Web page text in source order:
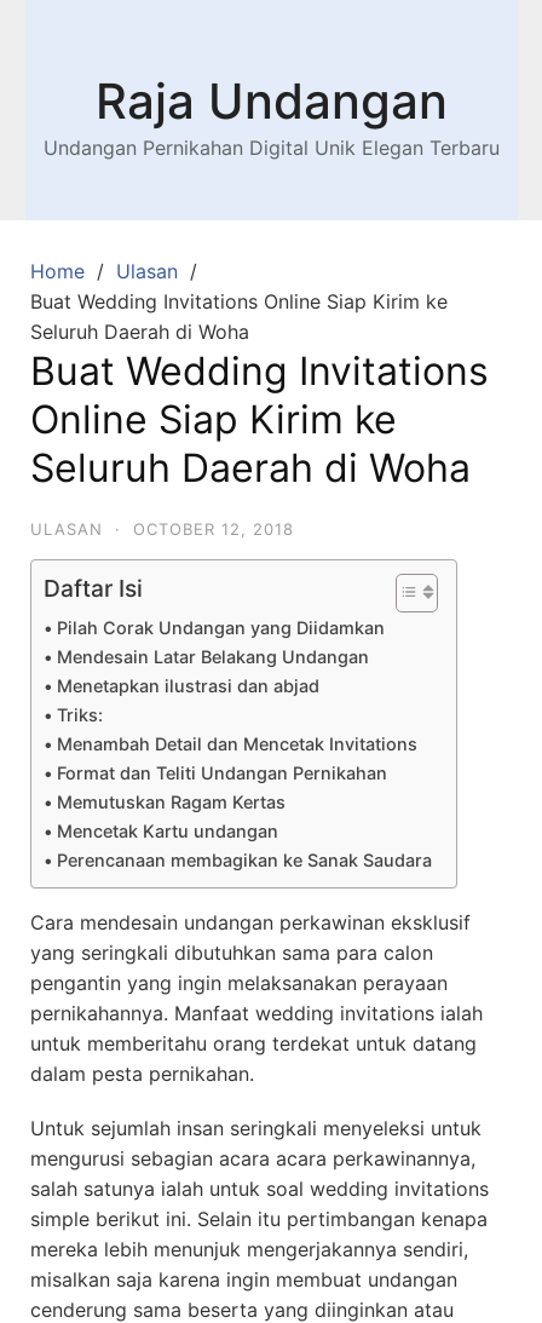
Raja Undangan
Undangan Pernikahan Digital Unik Elegan Terbaru
Home
Ulasan
Buat Wedding Invitations Online Siap Kirim ke
Seluruh Daerah di Woha
Buat Wedding Invitations
Online Siap Kirim ke
Seluruh Daerah di Woha
ULASAN · OCTOBER 12, 2018
Daftar Isi
Pilah Corak Undangan yang Diidamkan
Mendesain Latar Belakang Undangan
Menetapkan ilustrasi dan abjad
Triks:
Menambah Detail dan Mencetak Invitations
Format dan Teliti Undangan Pernikahan
Memutuskan Ragam Kertas
Mencetak Kartu undangan
Perencanaan membagikan ke Sanak Saudara
Cara mendesain undangan perkawinan eksklusif
yang seringkali dibutuhkan sama para calon
pengantin yang ingin melaksanakan perayaan
pernikahannya. Manfaat wedding invitations ialah
untuk memberitahu orang terdekat untuk datang
dalam pesta pernikahan.
Untuk sejumlah insan seringkali menyeleksi untuk
mengurusi sebagian acara acara perkawinannya,
salah satunya ialah untuk soal wedding invitations
simple berikut ini. Selain itu pertimbangan kenapa
mereka lebih menunjuk mengerjakannya sendiri,
misalkan saja karena ingin membuat undangan
cenderung sama beserta yang diinginkan atau